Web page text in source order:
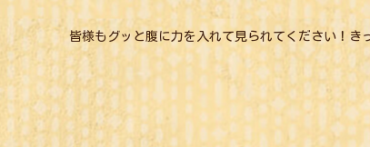
皆様もグッと腹に力を入れて見られてください！き